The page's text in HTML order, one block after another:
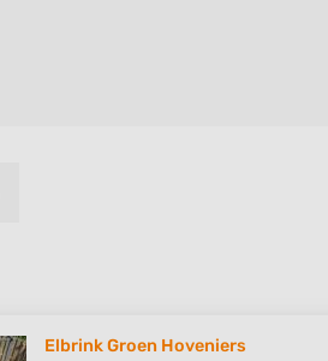
Elbrink Groen Hoveniers